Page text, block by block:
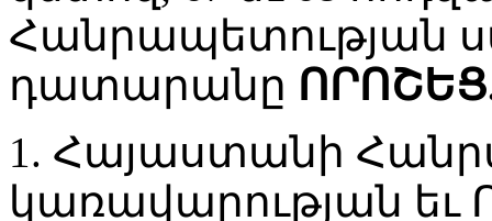
Հանրապետության
դատարանը
1. Հայաստանի
կառավարության եւ